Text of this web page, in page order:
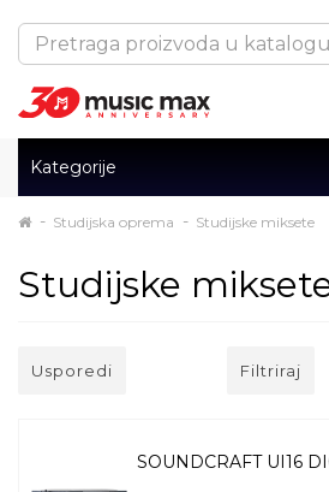
Kategorije
Studijska oprema Studijske miksete
Studijske
Usporedi Filtriraj
SOUNDCRAFT UI16